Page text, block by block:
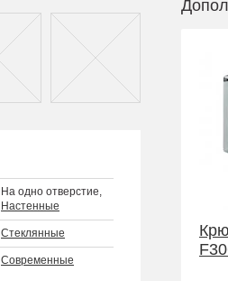
На одно отверстие,
Настенные
Стеклянные
Современные